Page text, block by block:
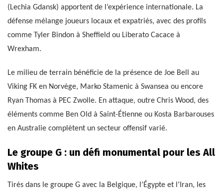
(Lechia Gdansk) apportent de l’expérience internationale. La
défense mélange joueurs locaux et expatriés, avec des profils
comme Tyler Bindon à Sheffield ou Liberato Cacace à
Wrexham.
Le milieu de terrain bénéficie de la présence de Joe Bell au
Viking FK en Norvège, Marko Stamenic à Swansea ou encore
Ryan Thomas à PEC Zwolle. En attaque, outre Chris Wood, des
éléments comme Ben Old à Saint-Étienne ou Kosta Barbarouses
en Australie complètent un secteur offensif varié.
Le groupe G : un défi monumental pour les All
Whites
Tirés dans le groupe G avec la Belgique, l’Égypte et l’Iran, les